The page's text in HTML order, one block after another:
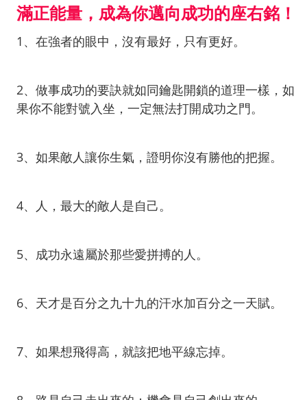
滿正能量，成為你邁向成功的座右銘！
1、在強者的眼中，沒有最好，只有更好。
2、做事成功的要訣就如同鑰匙開鎖的道理一樣，如
果你不能對號入坐，一定無法打開成功之門。
3、如果敵人讓你生氣，證明你沒有勝他的把握。
4、人，最大的敵人是自己。
5、成功永遠屬於那些愛拼搏的人。
6、天才是百分之九十九的汗水加百分之一天賦。
7、如果想飛得高，就該把地平線忘掉。